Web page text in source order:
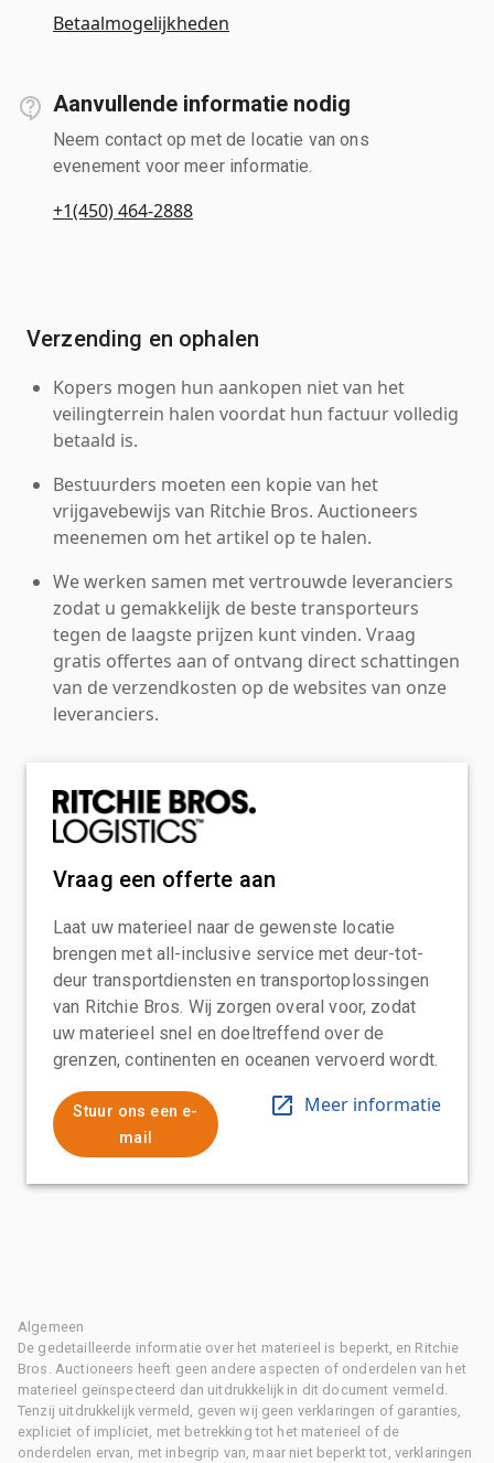
Betaalmogelijkheden
Aanvullende informatie nodig
Neem contact op met de locatie van ons
evenement voor meer informatie.
+1(450) 464-2888
Verzending en ophalen
Kopers mogen hun aankopen niet van het
veilingterrein halen voordat hun factuur volledig
betaald is.
Bestuurders moeten een kopie van het
vrijgavebewijs van Ritchie Bros. Auctioneers
meenemen om het artikel op te halen.
We werken samen met vertrouwde leveranciers
zodat u gemakkelijk de beste transporteurs
tegen de laagste prijzen kunt vinden. Vraag
gratis offertes aan of ontvang direct schattingen
van de verzendkosten op de websites van onze
leveranciers.
Vraag een offerte aan
Laat uw materieel naar de gewenste locatie
brengen met all-inclusive service met deur-tot-
deur transportdiensten en transportoplossingen
van Ritchie Bros. Wij zorgen overal voor, zodat
uw materieel snel en doeltreffend over de
grenzen, continenten en oceanen vervoerd wordt.
Stuur ons een e-
mail
Meer informatie
Algemeen
De gedetailleerde informatie over het materieel is beperkt, en Ritchie
Bros. Auctioneers heeft geen andere aspecten of onderdelen van het
materieel geïnspecteerd dan uitdrukkelijk in dit document vermeld.
Tenzij uitdrukkelijk vermeld, geven wij geen verklaringen of garanties,
expliciet of impliciet, met betrekking tot het materieel of de
onderdelen ervan, met inbegrip van, maar niet beperkt tot, verklaringen